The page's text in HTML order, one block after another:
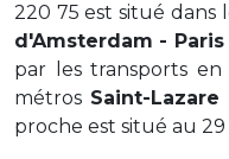
220 75 est situé dans
d'Amsterdam - Paris
par les transports
métros Saint-
proche est situé au